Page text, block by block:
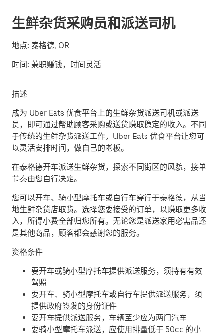
生鲜杂货采购员和派送司机
地点: 泰格德, OR
时间: 兼职赚钱，时间灵活
描述
成为 Uber Eats 优食平台上的生鲜杂货派送司机或派送
员，即可通过帮助顾客采购或送货赚取稳定的收入。不同
于传统的生鲜杂货派送工作，Uber Eats 优食平台让您可
以灵活安排时间，做自己的老板。
在泰格德开车派送生鲜杂货，探索不同街区的风貌，接单
节奏由您自行决定。
您可以开车、骑小型摩托车或自行车穿行于泰格德，从当
地生鲜杂货店取货。选择您要接受的订单，以赚取更多收
入，所得小费全部归您所有。无论您是派送家用必需品还
是其他商品，顾客都会感谢您的服务。
资格条件
要开车或骑小型摩托车提供派送服务，须持有有效
驾照
要开车、骑小型摩托车或自行车提供派送服务，须
提供政府签发的身份证件
要开车提供派送服务，车辆至少应为两门汽车
要骑小型摩托车派送，应使用排量低于 50cc 的小